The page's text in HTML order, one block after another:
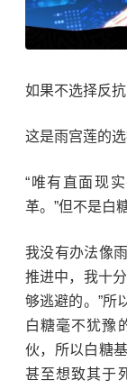
如果不选择反
这是雨宫莲的
“唯有直面现
革。”但不是白
我没有办法像
推进中，我十
够逃避的。”所
白糖毫不犹豫
伙，所以白糖
甚至想致其于